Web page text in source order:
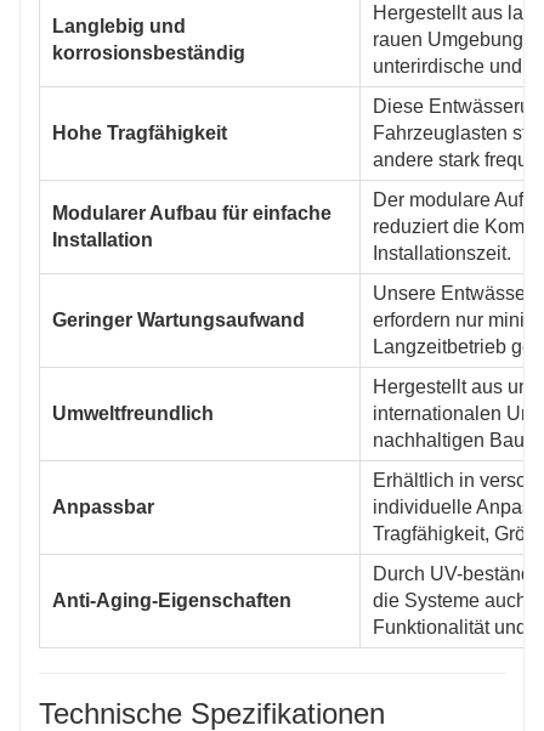
Langlebig und
korrosionsbeständig
Hergestellt aus
rauen
unterirdische und
Hohe Tragfähigkeit
Diese
Fahrzeuglasten
andere stark
Modularer Aufbau für einfache
Installation
Der modulare
reduziert die
Installationszeit.
Geringer Wartungsaufwand
Unsere
erfordern nur
Langzeitbetrieb
Umweltfreundlich
Hergestellt aus
internationalen
nachhaltigen
Anpassbar
Erhältlich in
individuelle
Tragfähigkeit,
Anti-Aging-Eigenschaften
Durch UV-
die Systeme auch
Funktionalität und
Technische Spezifikationen